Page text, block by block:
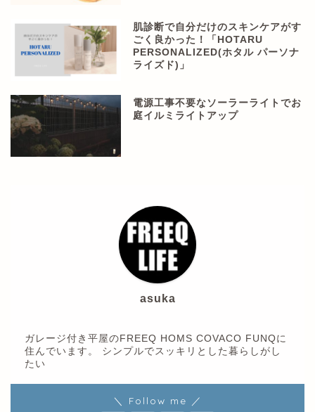
肌診断で自分だけのスキンケアがす
ごく良かった！「HOTARU
PERSONALIZED(ホタル パーソナ
ライズド)」
電源工事不要なソーラーライトでお
庭イルミライトアップ
asuka
ガレージ付き平屋のFREEQ HOMS COVACO FUNQに
住んでいます。 シンプルでスッキリとした暮らしがし
たい
＼ Follow me ／